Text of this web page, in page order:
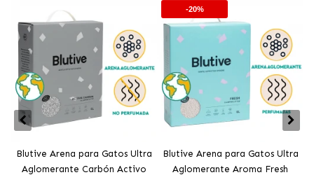
Blutive Arena para Gatos Ultra
Aglomerante Carbón Activo
-20%
Blutive Arena para Gatos Ultra
Aglomerante Aroma Fresh